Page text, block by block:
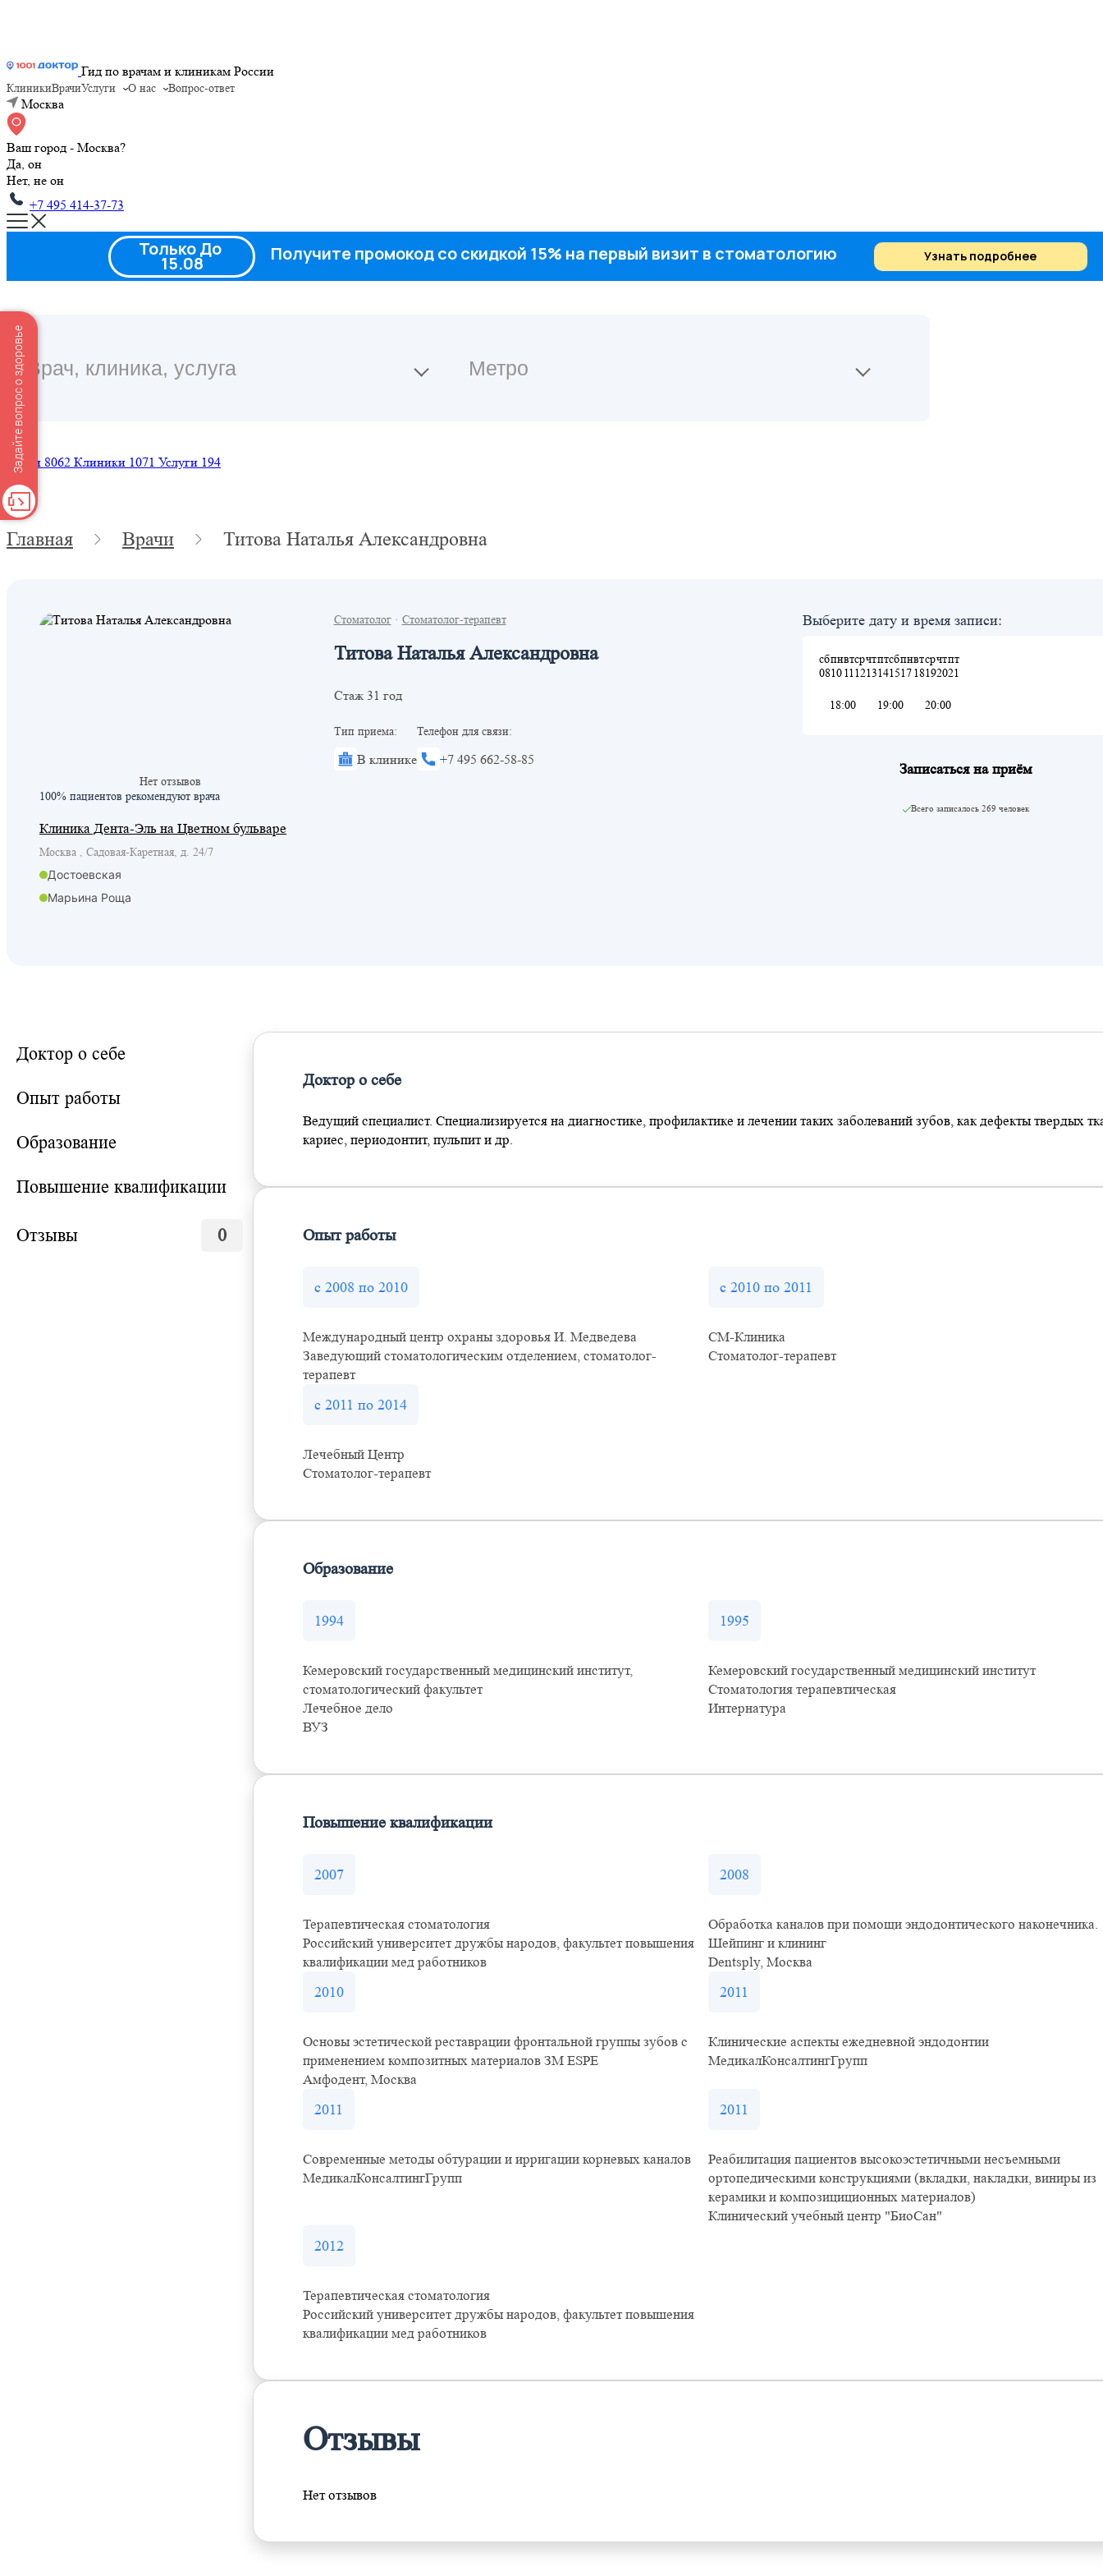
Гид по врачам и клиникам России
КлиникиВрачиУслуги О нас Вопрос-ответ
Москва
Ваш город - Москва?
Да, он
Нет, не он
+7 495 414-37-73
Врачи 8062 Клиники 1071 Услуги 194
Главная Врачи Титова Наталья Александровна
Нет отзывов
100% пациентов рекомендуют врача
Клиника Дента-Эль на Цветном бульваре
Москва , Садовая-Каретная, д. 24/7
Достоевская
Марьина Роща
Чеховская
Савеловская
Марьина Роща
Стоматолог· Стоматолог-терапевт
Титова Наталья Александровна
Стаж 31 год
Тип приема:
В клинике
Телефон для связи:
+7 495 662-58-85
Выберите дату и время записи:
сб
08
пн
10
вт
11
ср
12
чт
13
пт
14
сб
15
пн
17
вт
18
ср
19
чт
20
пт
21
18:00 19:00 20:00
Записаться на приём
Всего записалось 269 человек
Доктор о себе
Опыт работы
Образование
Повышение квалификации
Отзывы 0
Доктор о себе
Ведущий специалист. Специализируется на диагностике, профилактике и лечении таких заболеваний зубов, как дефекты твердых
кариес, периодонтит, пульпит и др.
Опыт работы
с 2008 по 2010
Международный центр охраны здоровья И. Медведева
Заведующий стоматологическим отделением, стоматолог-
терапевт
с 2010 по 2011
СМ-Клиника
Стоматолог-терапевт
с 2011 по 2014
Лечебный Центр
Стоматолог-терапевт
Образование
1994
Кемеровский государственный медицинский институт,
стоматологический факультет
Лечебное дело
ВУЗ
1995
Кемеровский государственный медицинский институт
Стоматология терапевтическая
Интернатура
Повышение квалификации
2007
Терапевтическая стоматология
Российский университет дружбы народов, факультет повышения
квалификации мед работников
2008
Обработка каналов при помощи эндодонтического наконечника.
Шейпинг и клининг
Dentsply, Москва
2010
Основы эстетической реставрации фронтальной группы зубов с
применением композитных материалов ЗМ ESPE
Амфодент, Москва
2011
Клинические аспекты ежедневной эндодонтии
МедикалКонсалтингГрупп
2011
Современные методы обтурации и ирригации корневых каналов
МедикалКонсалтингГрупп
2011
Реабилитация пациентов высокоэстетичными несъемными
ортопедическими конструкциями (вкладки, накладки, виниры из
керамики и композициционных материалов)
Клинический учебный центр "БиоСан"
2012
Терапевтическая стоматология
Российский университет дружбы народов, факультет повышения
квалификации мед работников
Отзывы
Нет отзывов
Только До
15.08 Получите промокод со скидкой 15% на первый визит в стоматологию Узнать подробнее
Задайте вопрос о здоровье